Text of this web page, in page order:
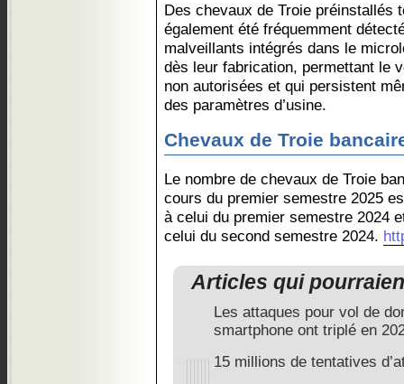
Des chevaux de Troie préinstallés
également été fréquemment
malveillants intégrés dans le
dès leur fabrication, permettant le
non autorisées et qui persistent
des paramètres d’usine.
Chevaux de Troie
Le nombre de chevaux de Troie
cours du premier semestre 2025
à celui du premier semestre 2024
celui du second semestre 2024.
Articles qui
Les attaques pour vol de
smartphone ont triplé en
15 millions de tentatives